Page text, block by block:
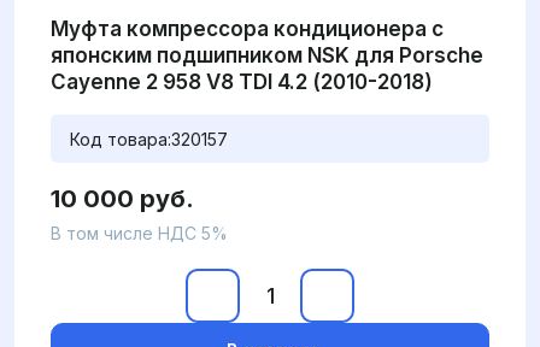
Муфта компрессора кондиционера с
японским подшипником NSK для Porsche
Cayenne 2 958 V8 TDI 4.2 (2010-2018)
Код товара:320157
10 000 руб.
В том числе НДС 5%